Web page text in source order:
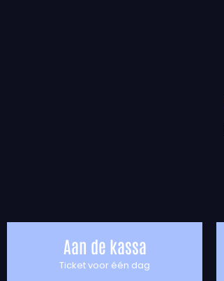
Aan de kassa
Ticket voor één dag